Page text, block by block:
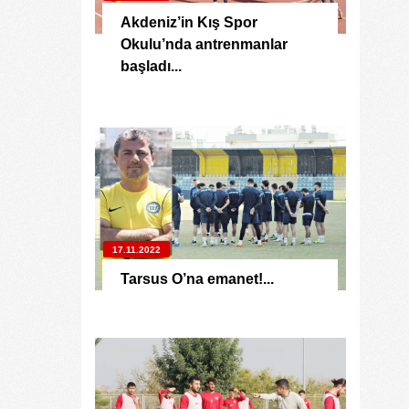
Akdeniz’in Kış Spor
Okulu’nda antrenmanlar
başladı...
17.11.2022
Tarsus O’na emanet!...